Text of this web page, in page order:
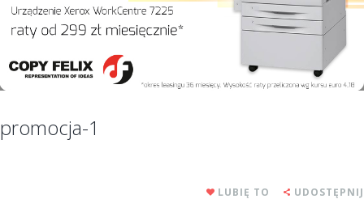
promocja-1
LUBIĘ TO UDOSTĘPNIJ